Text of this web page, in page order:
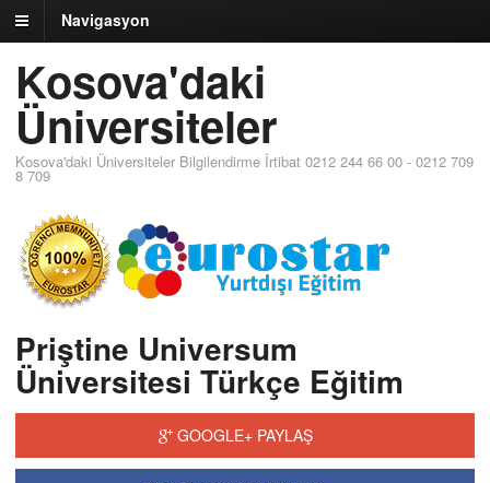
Navigasyon
Kosova'daki
Üniversiteler
Kosova'daki Üniversiteler Bilgilendirme İrtibat 0212 244 66 00 - 0212 709
8 709
Priştine Universum
Üniversitesi Türkçe Eğitim
GOOGLE+ PAYLAŞ